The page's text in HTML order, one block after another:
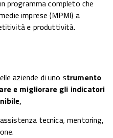
programma completo che
imprese (MPMI) a
e produttività.
aziende di uno strumento
e migliorare gli indicatori
,
tecnica, mentoring,